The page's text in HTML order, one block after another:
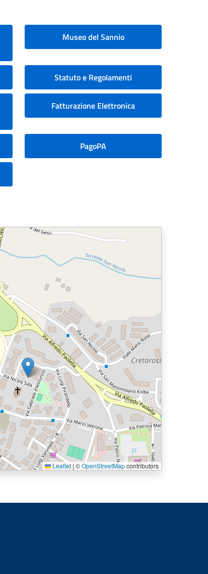
Museo del Sannio
Statuto e Regolamenti
Fatturazione Elettronica
PagoPA
Leaflet | ©OpenStreetMapcontributors